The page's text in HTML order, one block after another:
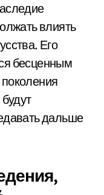
влиять
Его
бесценным
дальше